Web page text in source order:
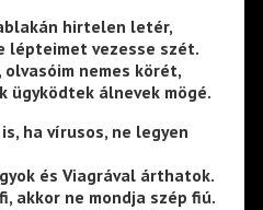
hirtelen letér,
lépteimet vezesse szét.
nemes körét,
ügyködtek álnevek mögé.
ha vírusos, ne legyen
és Viagrával árthatok.
akkor ne mondja szép fiú.